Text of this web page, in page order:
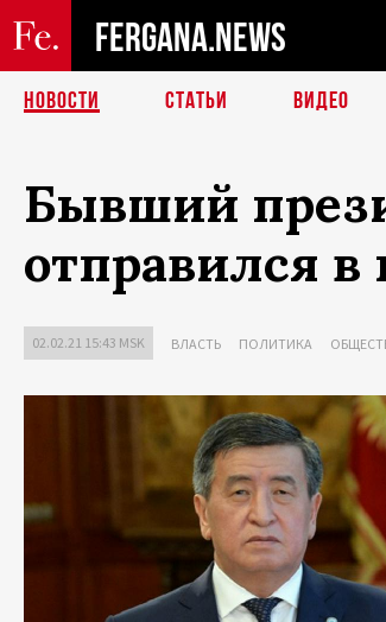
FERGANA.NEWS
НОВОСТИ СТАТЬИ ВИДЕО
Бывший
отправился
02.02.21 15:43 MSK ВЛАСТЬ ПОЛИТИКА